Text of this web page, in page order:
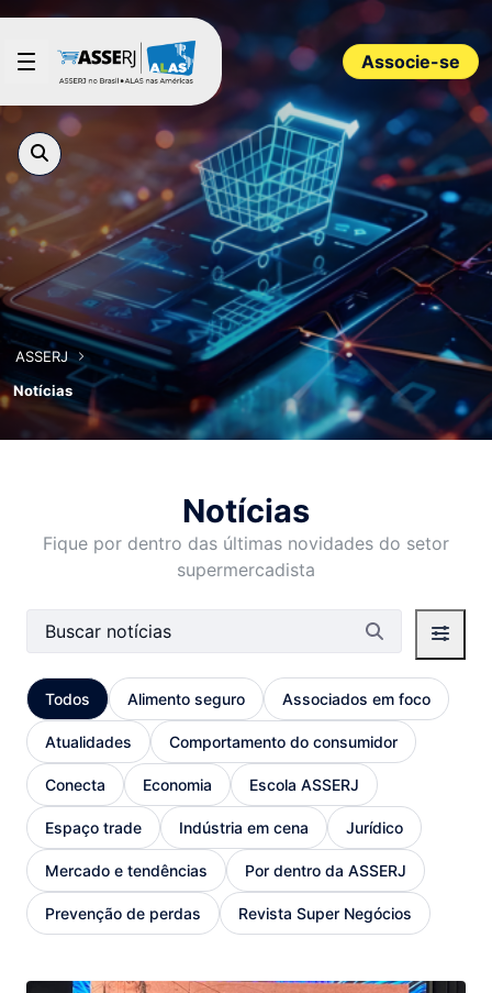
Pular para o Conteúdo principal
Associe-se
ASSERJ
Notícias
Notícias
Fique por dentro das últimas novidades do setor
supermercadista
Barra de busca
Todos Alimento seguro Associados em foco
Atualidades Comportamento do consumidor
Conecta Economia Escola ASSERJ
Espaço trade Indústria em cena Jurídico
Mercado e tendências Por dentro da ASSERJ
Prevenção de perdas Revista Super Negócios